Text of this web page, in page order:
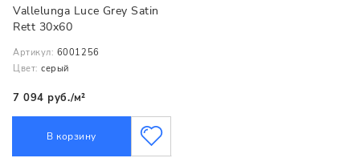
Vallelunga Luce Grey Satin
Rett 30x60
Артикул: 6001256
Цвет: серый
7 094 руб./м²
В корзину